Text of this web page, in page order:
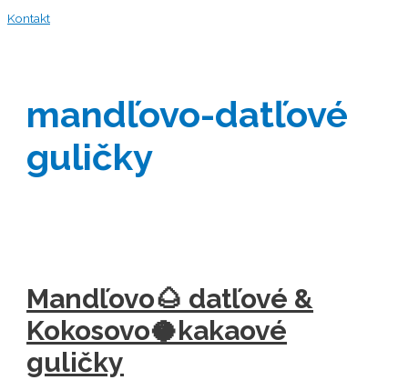
Kontakt
mandľovo-datľové
guličky
Mandľovo🌰 datľové &
Kokosovo🥥kakaové
guličky